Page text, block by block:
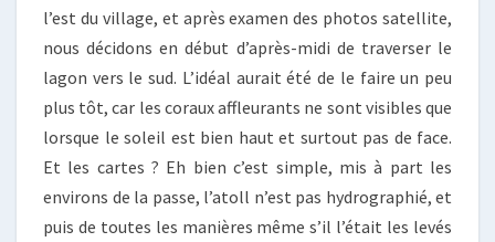
l’est du village, et après examen des photos satellite,
nous décidons en début d’après-midi de traverser le
lagon vers le sud. L’idéal aurait été de le faire un peu
plus tôt, car les coraux affleurants ne sont visibles que
lorsque le soleil est bien haut et surtout pas de face.
Et les cartes ? Eh bien c’est simple, mis à part les
environs de la passe, l’atoll n’est pas hydrographié, et
puis de toutes les manières même s’il l’était les levés